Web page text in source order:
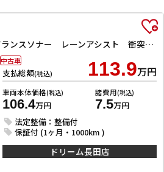
ETC ナビ TV クリアランスソナー レーンアシスト 衝突被害軽減システム オートライト スマートキー アイドリングストップ 電動格納ミラー シートヒーター ベンチシート CVT ESC CD
支払総額(税込) 113.9万円
車両本体価格(税込)
106.4万円
諸費用(税込)
7.5万円
法定整備：整備付
保証付 (1ヶ月・1000km )
中古車
ドリーム長田店